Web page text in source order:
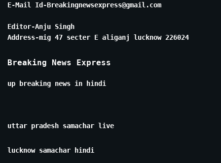
E-Mail Id-Breakingnewsexpress@gmail.com
Editor-Anju Singh
Address-mig 47 secter E aliganj lucknow 226024
Breaking News Express
up breaking news in hindi
uttar pradesh samachar live
lucknow samachar hindi